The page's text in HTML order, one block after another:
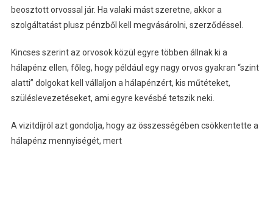
beosztott orvossal jár. Ha valaki mást szeretne, akkor a
szolgáltatást plusz pénzből kell megvásárolni, szerződéssel.
Kincses szerint az orvosok közül egyre többen állnak ki a
hálapénz ellen, főleg, hogy például egy nagy orvos gyakran “szint
alatti” dolgokat kell vállaljon a hálapénzért, kis műtéteket,
szüléslevezetéseket, ami egyre kevésbé tetszik neki.
A vizitdíjról azt gondolja, hogy az összességében csökkentette a
hálapénz mennyiségét, mert